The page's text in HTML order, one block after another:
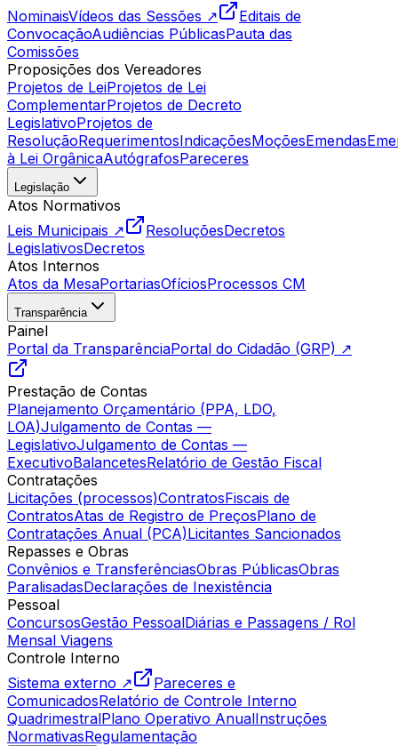
NominaisVídeos das Sessões ↗
Editais de
ConvocaçãoAudiências PúblicasPauta das
Comissões
Proposições dos Vereadores
Projetos de LeiProjetos de Lei
ComplementarProjetos de Decreto
LegislativoProjetos de
ResoluçãoRequerimentosIndicaçõesMoçõesEmendas
à Lei OrgânicaAutógrafosPareceres
Legislação
Atos Normativos
Leis Municipais ↗
ResoluçõesDecretos
LegislativosDecretos
Atos Internos
Atos da MesaPortariasOfíciosProcessos CM
Transparência
Painel
Portal da TransparênciaPortal do Cidadão (GRP) ↗
Prestação de Contas
Planejamento Orçamentário (PPA, LDO,
LOA)Julgamento de Contas —
LegislativoJulgamento de Contas —
ExecutivoBalancetesRelatório de Gestão Fiscal
Contratações
Licitações (processos)ContratosFiscais de
ContratosAtas de Registro de PreçosPlano de
Contratações Anual (PCA)Licitantes Sancionados
Repasses e Obras
Convênios e TransferênciasObras PúblicasObras
ParalisadasDeclarações de Inexistência
Pessoal
ConcursosGestão PessoalDiárias e Passagens / Rol
Mensal Viagens
Controle Interno
Sistema externo ↗
Pareceres e
ComunicadosRelatório de Controle Interno
QuadrimestralPlano Operativo AnualInstruções
NormativasRegulamentação